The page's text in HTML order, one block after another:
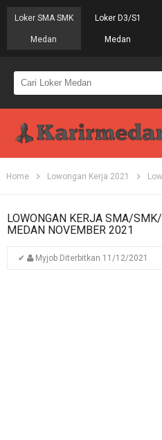
Loker SMA SMK
Medan
Loker D3/S1
Medan
Home Lowongan Kerja 2021
LOWONGAN KERJA SMA/
MEDAN NOVEMBER 2021
✔ Myjob Diterbitkan 11/12/2021